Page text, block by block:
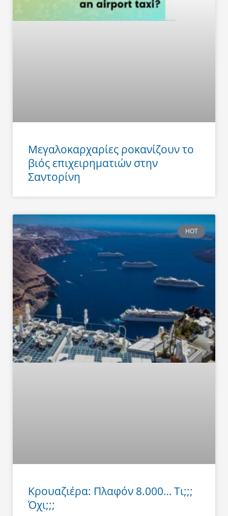
Μεγαλοκαρχαρίες ροκανίζουν το
βιός επιχειρηματιών στην
Σαντορίνη
HOT
Κρουαζιέρα: Πλαφόν 8.000… Τι;;;
Όχι;;;